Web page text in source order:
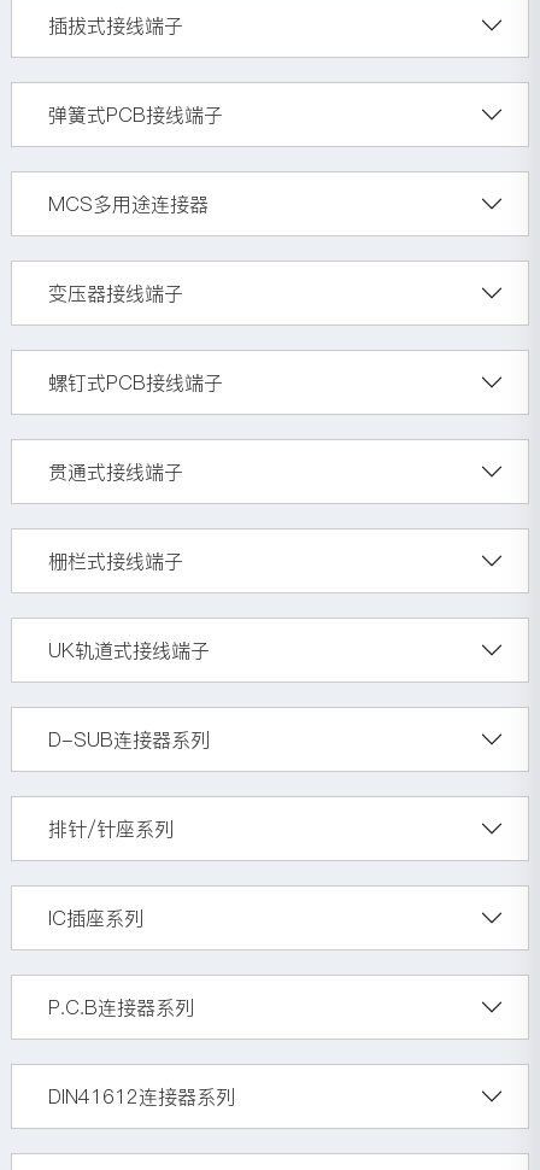
插拔式接线端子
弹簧式PCB接线端子
MCS多用途连接器
变压器接线端子
螺钉式PCB接线端子
贯通式接线端子
栅栏式接线端子
UK轨道式接线端子
D-SUB连接器系列
排针/针座系列
IC插座系列
P.C.B连接器系列
DIN41612连接器系列